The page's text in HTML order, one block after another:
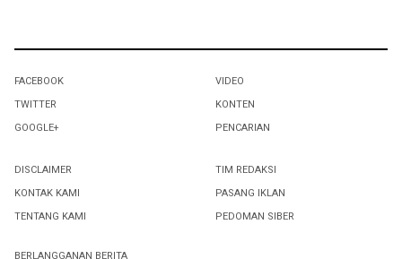
FACEBOOK
TWITTER
GOOGLE+
VIDEO
KONTEN
PENCARIAN
DISCLAIMER
KONTAK KAMI
TENTANG KAMI
TIM REDAKSI
PASANG IKLAN
PEDOMAN SIBER